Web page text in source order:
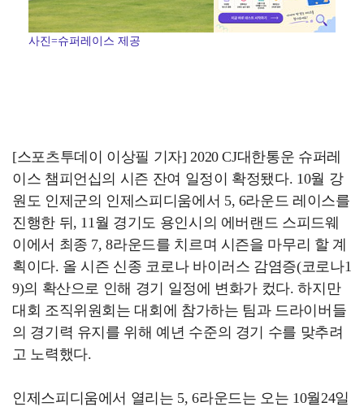
사진=슈퍼레이스 제공
[스포츠투데이 이상필 기자] 2020 CJ대한통운 슈퍼레
이스 챔피언십의 시즌 잔여 일정이 확정됐다. 10월 강
원도 인제군의 인제스피디움에서 5, 6라운드 레이스를
진행한 뒤, 11월 경기도 용인시의 에버랜드 스피드웨
이에서 최종 7, 8라운드를 치르며 시즌을 마무리 할 계
획이다. 올 시즌 신종 코로나 바이러스 감염증(코로나1
9)의 확산으로 인해 경기 일정에 변화가 컸다. 하지만
대회 조직위원회는 대회에 참가하는 팀과 드라이버들
의 경기력 유지를 위해 예년 수준의 경기 수를 맞추려
고 노력했다.
인제스피디움에서 열리는 5, 6라운드는 오는 10월24일